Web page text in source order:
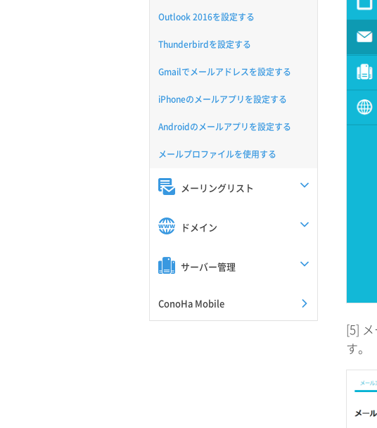
Outlook 2016を設定する
Thunderbirdを設定する
Gmailでメールアドレスを設定する
iPhoneのメールアプリを設定する
Androidのメールアプリを設定する
メールプロファイルを使用する
メーリングリスト
ドメイン
サーバー管理
ConoHa Mobile
[5]
す。